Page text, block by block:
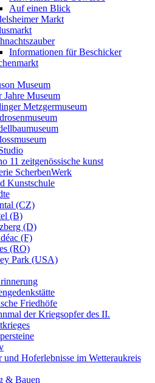
Auf einen Blick
Markt
Informationen für Beschicker
Museum
Jahre Museum
Metzgermuseum
11 zeitgenössische kunst
ScherbenWerk
Kunstschule
(CZ)
(B)
(D)
(F)
(RO)
Park (USA)
Friedhöfe
der Kriegsopfer des II.
Hoferlebnisse im Wetteraukreis
& Bauen